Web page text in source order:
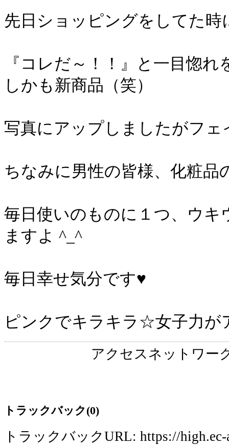
先日ショッピングをしてた
『コレだ～！！』と一目惚
しかも新商品（笑）
写真にアップしましたがフェ
ちなみに男性の皆様、化粧品
毎日使いのものに１つ、ウ
ますよ ^_^
毎日幸せ気分です♥
ピンクでキラキラ☆女子力が
アクセスネットワー
トラックバック(0)
トラックバックURL: https://high.ec-